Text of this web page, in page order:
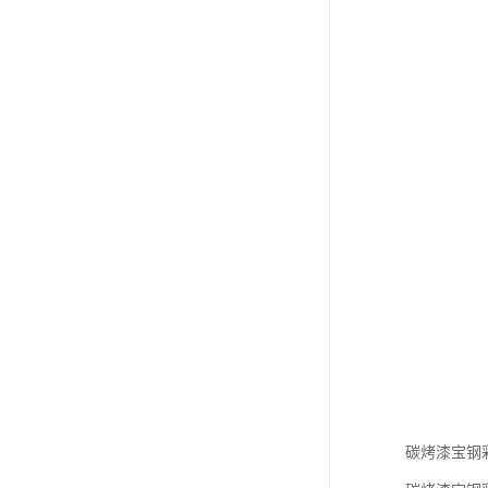
碳烤漆宝钢